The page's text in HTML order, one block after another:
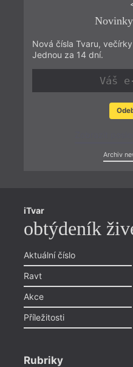
Nová čísla Tvaru,
Jednou za 14 dní.
Archiv
iTvar
obtýdeník
Aktuální číslo
Ravt
Akce
Příležitosti
Rubriky